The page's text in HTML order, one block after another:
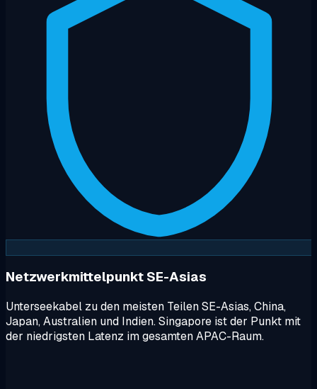
Netzwerkmittelpunkt SE-Asias
Unterseekabel zu den meisten Teilen SE-Asias, China,
Japan, Australien und Indien. Singapore ist der Punkt mit
der niedrigsten Latenz im gesamten APAC-Raum.